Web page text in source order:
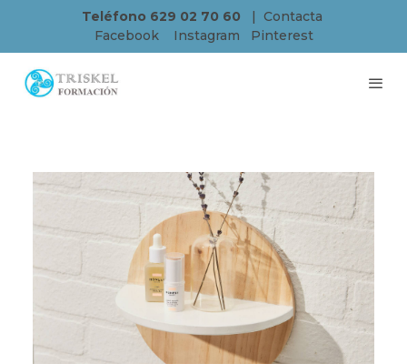
Teléfono 629 02 70 60 | Contacta
Facebook
Instagram Pinterest